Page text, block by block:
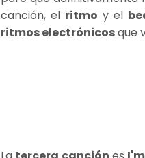
canción, el ritmo y el
ritmos electrónicosque